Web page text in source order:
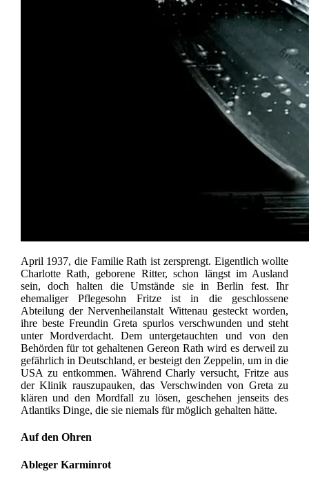
April 1937, die Familie Rath ist zersprengt. Eigentlich wollte
Charlotte Rath, geborene Ritter, schon längst im Ausland
sein, doch halten die Umstände sie in Berlin fest. Ihr
ehemaliger Pflegesohn Fritze ist in die geschlossene
Abteilung der Nervenheilanstalt Wittenau gesteckt worden,
ihre beste Freundin Greta spurlos verschwunden und steht
unter Mordverdacht. Dem untergetauchten und von den
Behörden für tot gehaltenen Gereon Rath wird es derweil zu
gefährlich in Deutschland, er besteigt den Zeppelin, um in die
USA zu entkommen. Während Charly versucht, Fritze aus
der Klinik rauszupauken, das Verschwinden von Greta zu
klären und den Mordfall zu lösen, geschehen jenseits des
Atlantiks Dinge, die sie niemals für möglich gehalten hätte.
Auf den Ohren
Ableger Karminrot